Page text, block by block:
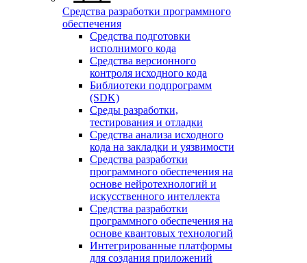
Средства разработки программного
обеспечения
Средства подготовки
исполнимого кода
Средства версионного
контроля исходного кода
Библиотеки подпрограмм
(SDK)
Среды разработки,
тестирования и отладки
Средства анализа исходного
кода на закладки и уязвимости
Средства разработки
программного обеспечения на
основе нейротехнологий и
искусственного интеллекта
Средства разработки
программного обеспечения на
основе квантовых технологий
Интегрированные платформы
для создания приложений